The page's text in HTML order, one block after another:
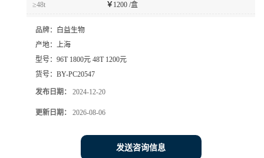
≥48t ￥ 1200 /盒
品牌：
白益生物
产地： 上海
型号： 96T 1800元 48T 1200元
货号： BY-PC20547
发布日期： 2024-12-20
更新日期： 2026-08-06
发送咨询信息